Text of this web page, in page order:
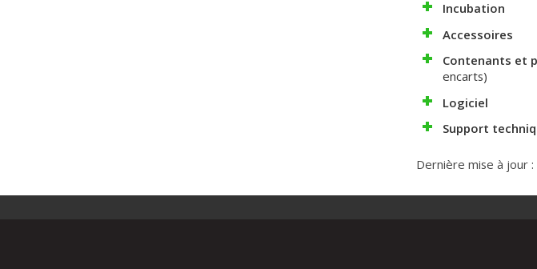
Incubation
Accessoires
Contenants et
encarts)
Logiciel
Support
Dernière mise à jour